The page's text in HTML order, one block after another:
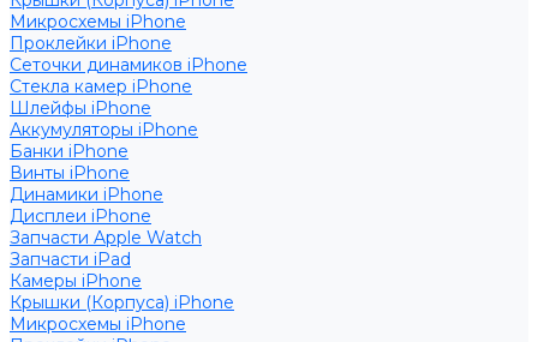
Микросхемы iPhone
Проклейки iPhone
Сеточки динамиков iPhone
Стекла камер iPhone
Шлейфы iPhone
Аккумуляторы iPhone
Банки iPhone
Винты iPhone
Динамики iPhone
Дисплеи iPhone
Запчасти Apple Watch
Запчасти iPad
Камеры iPhone
Крышки (Корпуса) iPhone
Микросхемы iPhone